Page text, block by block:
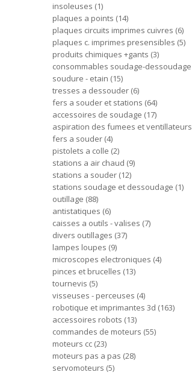
insoleuses 1
plaques a points 14
plaques circuits imprimes cuivres 6
plaques c. imprimes presensibles 5
produits chimiques +gants 3
consommables soudage-dessoudage
soudure - etain 15
tresses a dessouder 6
fers a souder et stations 64
accessoires de soudage 17
aspiration des fumees et ventillateurs
fers a souder 4
pistolets a colle 2
stations a air chaud 9
stations a souder 12
stations soudage et dessoudage 1
outillage 88
antistatiques 6
caisses a outils - valises 7
divers outillages 37
lampes loupes 9
microscopes electroniques 4
pinces et brucelles 13
tournevis 5
visseuses - perceuses 4
robotique et imprimantes 3d 163
accessoires robots 13
commandes de moteurs 55
moteurs cc 23
moteurs pas a pas 28
servomoteurs 5